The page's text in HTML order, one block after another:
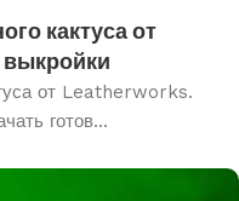
кактуса от
от Leatherworks.
готов...